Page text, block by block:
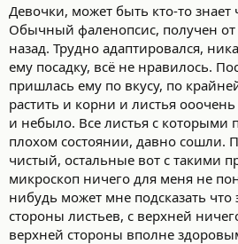
Девочки, может быть кто-то знает
Обычный фаленопсис, получен
назад. Трудно адаптировался,
ему посадку, всё не нравилось.
пришлась ему по вкусу, по
растить и корни и листья
и небыло. Все листья с которыми
плохом состоянии, давно сошли.
чистый, остальные вот с такими
микроскоп ничего для меня не
нибудь может мне подсказать что
стороны листьев, с верхней
верхней стороны вполне